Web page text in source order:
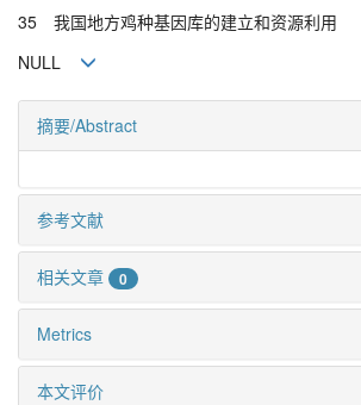
35 我国地方鸡种基因库的建立和资源利用
NULL
摘要/Abstract
参考文献
相关文章 0
Metrics
本文评价